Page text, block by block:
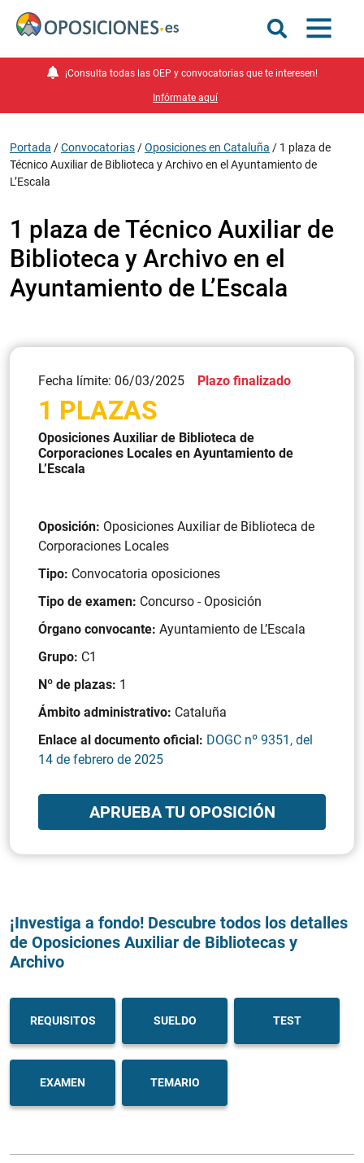
¡Consulta todas las OEP y convocatorias que te interesen!
Infórmate aquí
Portada /Convocatorias /Oposiciones en Cataluña / 1 plaza de
Técnico Auxiliar de Biblioteca y Archivo en el Ayuntamiento de
L’Escala
1 plaza de Técnico Auxiliar de
Biblioteca y Archivo en el
Ayuntamiento de L’Escala
Fecha límite: 06/03/2025 Plazo finalizado
1 PLAZAS
Oposiciones Auxiliar de Biblioteca de
Corporaciones Locales en Ayuntamiento de
L’Escala
Oposición: Oposiciones Auxiliar de Biblioteca de
Corporaciones Locales
Tipo: Convocatoria oposiciones
Tipo de examen: Concurso - Oposición
Órgano convocante: Ayuntamiento de L’Escala
Grupo: C1
Nº de plazas: 1
Ámbito administrativo: Cataluña
Enlace al documento oficial: DOGC nº 9351, del
14 de febrero de 2025
APRUEBA TU OPOSICIÓN
¡Investiga a fondo! Descubre todos los detalles
de Oposiciones Auxiliar de Bibliotecas y
Archivo
REQUISITOS SUELDO TEST
EXAMEN TEMARIO